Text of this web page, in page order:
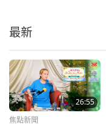
最新
26:55
焦點新聞